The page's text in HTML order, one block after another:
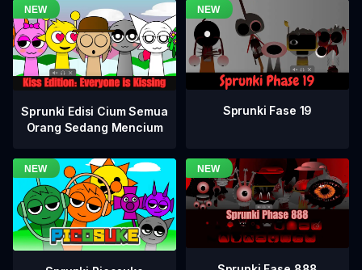
Sprunki Edisi Cium Semua
Orang Sedang Mencium
Sprunki Fase 19